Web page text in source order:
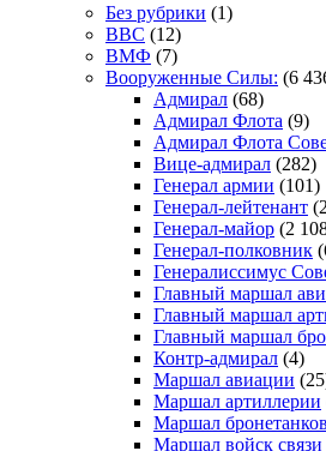
Без рубрики (1)
ВВС (12)
ВМФ (7)
Вооруженные Силы: (6
Адмирал (68)
Адмирал Флота (9)
Адмирал Флота
Вице-адмирал (282)
Генерал армии (101)
Генерал-лейтенант
Генерал-майор (2
Генерал-полковник
Генералиссимус
Главный маршал
Главный маршал
Главный маршал
Контр-адмирал (4)
Маршал авиации
Маршал артиллерии
Маршал
Маршал войск связи